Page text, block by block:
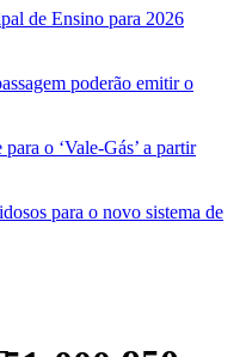
de Ensino para 2026
poderão emitir o
o ‘Vale-Gás’ a partir
para o novo sistema de